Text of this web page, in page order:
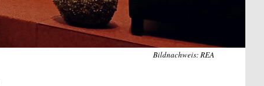
Bildnachweis: REA